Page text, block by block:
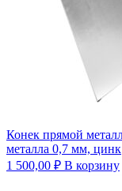
Конек прямой
металла 0,7 мм, цинк
1 500,00 ₽ В корзину